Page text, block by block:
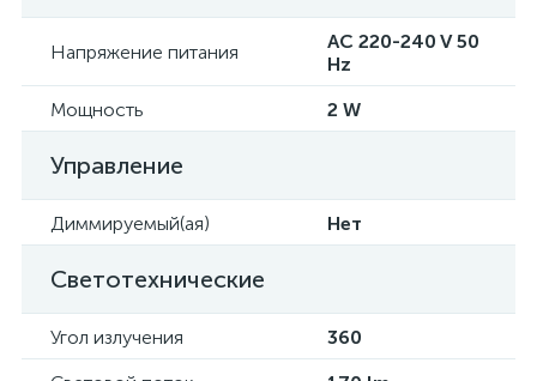
Напряжение питания
AC 220-240 V 50
Hz
Мощность
2 W
Управление
Диммируемый(ая) Нет
Светотехнические
Угол излучения
360